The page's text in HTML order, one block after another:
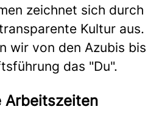
zeichnet sich durch
Kultur aus.
wir von den Azubis bis
das "Du".
Arbeitszeiten